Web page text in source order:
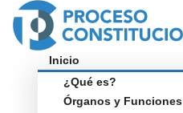
Inicio
¿Qué es?
Órganos y Funciones